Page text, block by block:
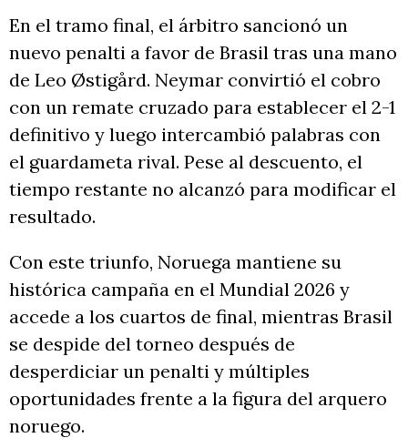
En el tramo final, el árbitro sancionó un
nuevo penalti a favor de Brasil tras una mano
de Leo Østigård. Neymar convirtió el cobro
con un remate cruzado para establecer el 2-1
definitivo y luego intercambió palabras con
el guardameta rival. Pese al descuento, el
tiempo restante no alcanzó para modificar el
resultado.
Con este triunfo, Noruega mantiene su
histórica campaña en el Mundial 2026 y
accede a los cuartos de final, mientras Brasil
se despide del torneo después de
desperdiciar un penalti y múltiples
oportunidades frente a la figura del arquero
noruego.